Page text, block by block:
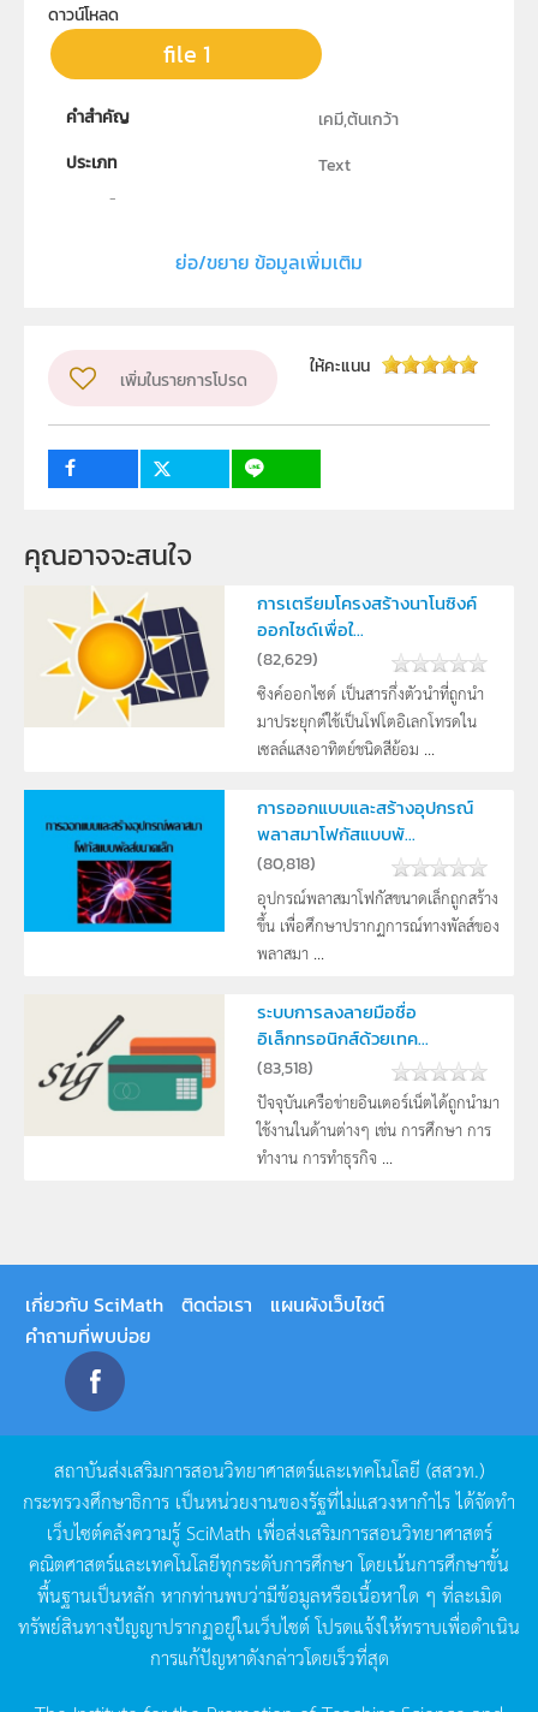
ดาวน์โหลด
file 1
คำสำคัญ
เคมี,ต้นเกว้า
ประเภท
Text
กลุ่มเป้าหมาย
ครู, นักเรียน, บุคคลทั่วไป
ย่อ/ขยาย ข้อมูลเพิ่มเติม
เพิ่มในรายการโปรด
ให้คะแนน
คุณอาจจะสนใจ
การเตรียมโครงสร้างนาโนซิงค์
ออกไซด์เพื่อใ...
(82,629)
ซิงค์ออกไซด์ เป็นสารกึ่งตัวนำที่ถูกนำ
มาประยุกต์ใช้เป็นโฟโตอิเลกโทรดใน
เซลล์แสงอาทิตย์ชนิดสีย้อม ...
การออกแบบและสร้างอุปกรณ์
พลาสมาโฟกัสแบบพั...
(80,818)
อุปกรณ์พลาสมาโฟกัสขนาดเล็กถูกสร้าง
ขึ้น เพื่อศึกษาปรากฏการณ์ทางพัลส์ของ
พลาสมา ...
ระบบการลงลายมือชื่อ
อิเล็กทรอนิกส์ด้วยเทค...
(83,518)
ปัจจุบันเครือข่ายอินเตอร์เน็ตได้ถูกนำมา
ใช้งานในด้านต่างๆ เช่น การศึกษา การ
ทำงาน การทำธุรกิจ ...
เกี่ยวกับ SciMath ติดต่อเรา
แผนผังเว็บไซต์
คำถามที่พบบ่อย
สถาบันส่งเสริมการสอนวิทยาศาสตร์และเทคโนโลยี (สสวท.)
กระทรวงศึกษาธิการ เป็นหน่วยงานของรัฐที่ไม่แสวงหากำไรได้จัดทำ
เว็บไซต์คลังความรู้SciMath เพื่อส่งเสริมการสอนวิทยาศาสตร์
คณิตศาสตร์และเทคโนโลยีทุกระดับการศึกษา โดยเน้นการศึกษาขั้น
พื้นฐานเป็นหลัก หากท่านพบว่ามีข้อมูลหรือเนื้อหาใด ๆ ที่ละเมิด
ทรัพย์สินทางปัญญาปรากฏอยู่ในเว็บไซต์โปรดแจ้งให้ทราบเพื่อดำเนิน
การแก้ปัญหาดังกล่าวโดยเร็วที่สุด